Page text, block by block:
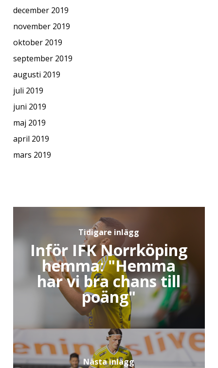
december 2019
november 2019
oktober 2019
september 2019
augusti 2019
juli 2019
juni 2019
maj 2019
april 2019
mars 2019
Tidigare inlägg
Inför IFK Norrköping
hemma: "Hemma
har vi bra chans till
poäng"
Nästa inlägg